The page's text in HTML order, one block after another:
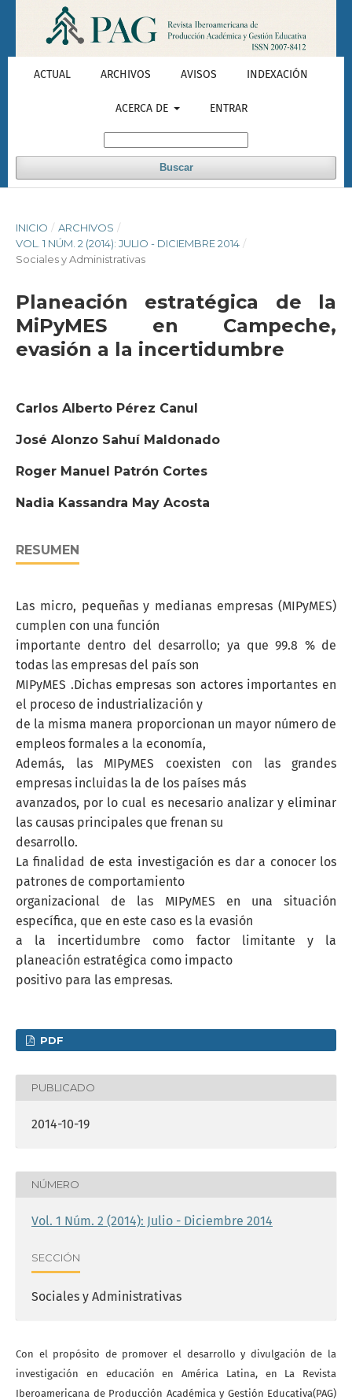
ACTUAL ARCHIVOS AVISOS INDEXACIÓN
ACERCA DE ENTRAR
Buscar
INICIO / ARCHIVOS /
VOL. 1 NÚM. 2 (2014): JULIO - DICIEMBRE 2014 /
Sociales y Administrativas
Planeación estratégica de la
MiPyMES en Campeche,
evasión a la incertidumbre
Carlos Alberto Pérez Canul
José Alonzo Sahuí Maldonado
Roger Manuel Patrón Cortes
Nadia Kassandra May Acosta
RESUMEN
Las micro, pequeñas y medianas empresas (MIPyMES)
cumplen con una función
importante dentro del desarrollo; ya que 99.8 % de
todas las empresas del país son
MIPyMES .Dichas empresas son actores importantes en
el proceso de industrialización y
de la misma manera proporcionan un mayor número de
empleos formales a la economía,
Además, las MIPyMES coexisten con las grandes
empresas incluidas la de los países más
avanzados, por lo cual es necesario analizar y eliminar
las causas principales que frenan su
desarrollo.
La finalidad de esta investigación es dar a conocer los
patrones de comportamiento
organizacional de las MIPyMES en una situación
específica, que en este caso es la evasión
a la incertidumbre como factor limitante y la
planeación estratégica como impacto
positivo para las empresas.
PDF
PUBLICADO
2014-10-19
NÚMERO
Vol. 1 Núm. 2 (2014): Julio - Diciembre 2014
SECCIÓN
Sociales y Administrativas
Con el propósito de promover el desarrollo y divulgación de la
investigación en educación en América Latina, en La Revista
Iberoamericana de Producción Académica y Gestión Educativa(PAG)